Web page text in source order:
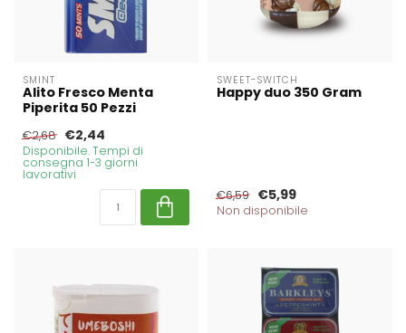
SMINT
Alito Fresco Menta
Piperita 50 Pezzi
€2,68 €2,44
Disponibile. Tempi di
consegna 1-3 giorni
lavorativi
SWEET-SWITCH
Happy duo 350 Gram
€6,59 €5,99
Non disponibile